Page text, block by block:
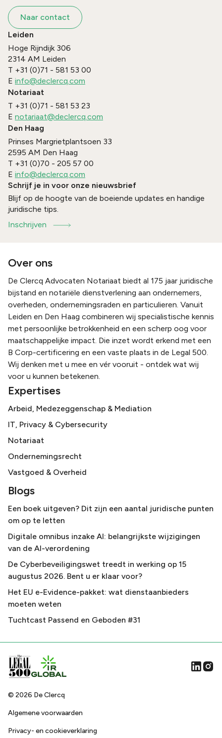
Naar contact
Leiden
Hoge Rijndijk 306
2314 AM Leiden
T +31 (0)71 - 581 53 00
E info@declercq.com
Notariaat
T +31 (0)71 - 581 53 23
E notariaat@declercq.com
Den Haag
Prinses Margrietplantsoen 33
2595 AM Den Haag
T +31 (0)70 - 205 57 00
E info@declercq.com
Schrijf je in voor onze nieuwsbrief
Blijf op de hoogte van de boeiende updates en handige
juridische tips.
Inschrijven
Over ons
De Clercq Advocaten Notariaat biedt al 175 jaar juridische
bijstand en notariële dienstverlening aan ondernemers,
overheden, ondernemingsraden en particulieren. Vanuit
Leiden en Den Haag combineren wij specialistische kennis
met persoonlijke betrokkenheid en een scherp oog voor
maatschappelijke impact. Die inzet wordt erkend met een
B Corp-certificering en een vaste plaats in de Legal 500.
Wij denken met u mee en vér vooruit - ontdek wat wij
voor u kunnen betekenen.
Expertises
Arbeid, Medezeggenschap & Mediation
IT, Privacy & Cybersecurity
Notariaat
Ondernemingsrecht
Vastgoed & Overheid
Blogs
Een boek uitgeven? Dit zijn een aantal juridische punten
om op te letten
Digitale omnibus inzake AI: belangrijkste wijzigingen
van de AI-verordening
De Cyberbeveiligingswet treedt in werking op 15
augustus 2026. Bent u er klaar voor?
Het EU e-Evidence-pakket: wat dienstaanbieders
moeten weten
Tuchtcast Passend en Geboden #31
© 2026 De Clercq
Algemene voorwaarden
Privacy- en cookieverklaring